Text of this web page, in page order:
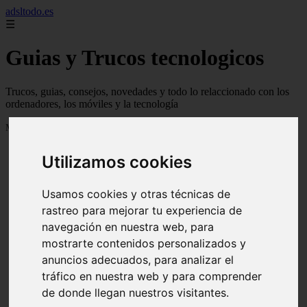
Utilizamos cookies
Usamos cookies y otras técnicas de
rastreo para mejorar tu experiencia de
navegación en nuestra web, para
mostrarte contenidos personalizados y
anuncios adecuados, para analizar el
tráfico en nuestra web y para comprender
de donde llegan nuestros visitantes.
adsltodo.es
☰
Guias y Trucos tecnologicos
Trucos, guias, consejos, novedades y todo lo relaccionado con los
ordenadores, los móviles y la tecnología
Mostrando 1 - 24 de 148 artículos
Newskill Kitsune Review 【Análisis en Español】